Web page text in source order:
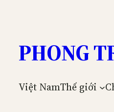
PHONG
Việt NamThế giới